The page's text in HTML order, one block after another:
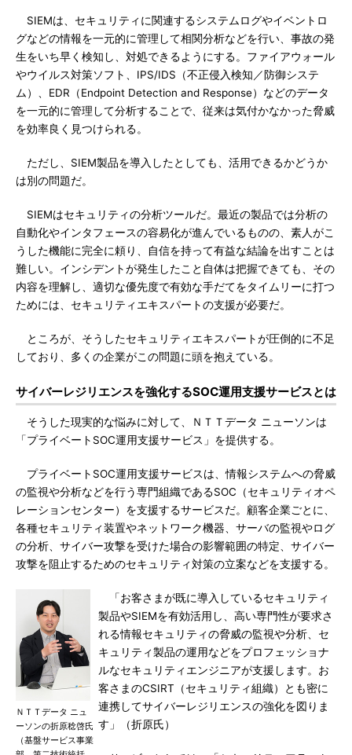
SIEMは、セキュリティに関連するシステムログやイベントロ
グなどの情報を一元的に管理して相関分析などを行い、事故の発
生をいち早く検知し、対処できるようにする。ファイアウォール
やウイルス対策ソフト、IPS/IDS（不正侵入検知／防御システ
ム）、EDR（Endpoint Detection and Response）などのデータ
を一元的に管理して分析することで、従来は気付かなかった脅威
を効率良く見つけられる。
ただし、SIEM製品を導入したとしても、活用できるかどうか
は別の問題だ。
SIEMはセキュリティの分析ツールだ。最近の製品では分析の
自動化やインタフェースの容易化が進んでいるものの、素人がこ
うした機能に完全に頼り、自信を持って有益な結論を出すことは
難しい。インシデントが発生したこと自体は把握できても、その
内容を理解し、適切な優先度で有効な手だてをタイムリーに打つ
ためには、セキュリティエキスパートの支援が必要だ。
ところが、そうしたセキュリティエキスパートが圧倒的に不足
しており、多くの企業がこの問題に頭を抱えている。
サイバーレジリエンスを強化するSOC運用支援サービスとは
そうした現実的な悩みに対して、ＮＴＴデータ ニューソンは
「プライベートSOC運用支援サービス」を提供する。
プライベートSOC運用支援サービスは、情報システムへの脅威
の監視や分析などを行う専門組織であるSOC（セキュリティオペ
レーションセンター）を支援するサービスだ。顧客企業ごとに、
各種セキュリティ装置やネットワーク機器、サーバの監視やログ
の分析、サイバー攻撃を受けた場合の影響範囲の特定、サイバー
攻撃を阻止するためのセキュリティ対策の立案などを支援する。
ＮＴＴデータ ニュ
ーソンの折原稔啓氏
（基盤サービス事業
「お客さまが既に導入しているセキュリティ
製品やSIEMを有効活用し、高い専門性が要求さ
れる情報セキュリティの脅威の監視や分析、セ
キュリティ製品の運用などをプロフェッショナ
ルなセキュリティエンジニアが支援します。お
客さまのCSIRT（セキュリティ組織）とも密に
連携してサイバーレジリエンスの強化を図りま
す」（折原氏）